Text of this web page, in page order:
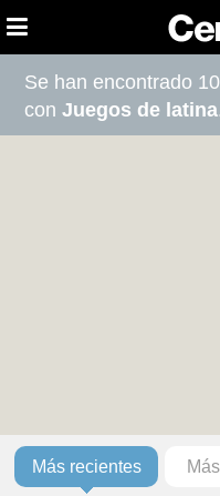
Se han encontrado
conJuegos de latina
Más recientes